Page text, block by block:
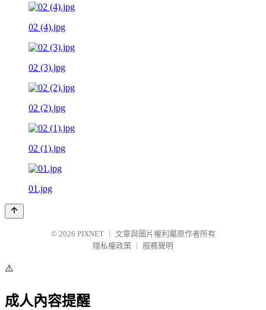
02 (4).jpg
02 (3).jpg
02 (2).jpg
02 (1).jpg
01.jpg
© 2026 PIXNET
文章與圖片權利屬原作者所有
隱私權政策
服務聲明
⚠️
成人內容提醒